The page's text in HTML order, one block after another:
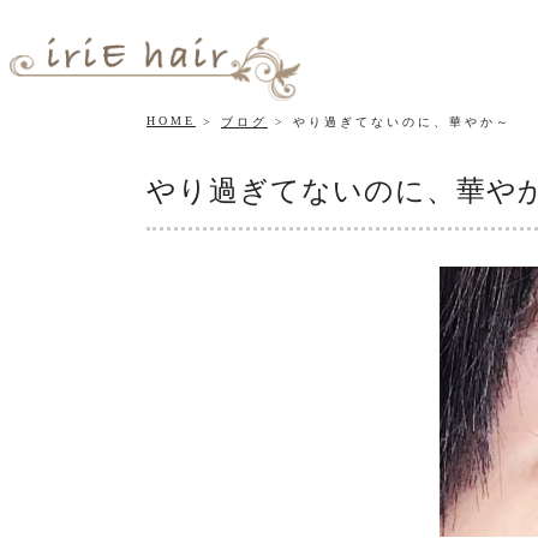
HOME ブログ やり過ぎてないのに、華やか～
やり過ぎてないのに、華や